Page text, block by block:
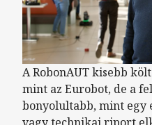
A RobonAUT kisebb
mint az Eurobot, de a
bonyolultabb, mint egy